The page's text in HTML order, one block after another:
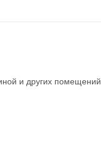
и других помещений.